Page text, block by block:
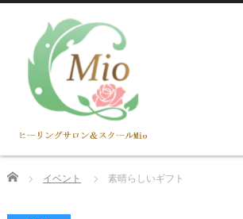
Home イベント 素晴らしいギフト